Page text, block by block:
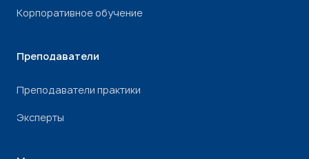
Корпоративное обучение
Преподаватели
Преподаватели практики
Эксперты